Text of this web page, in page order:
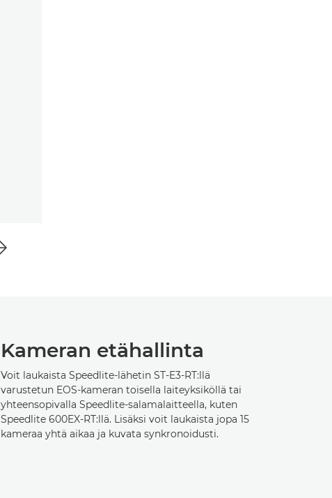
Kameran etähallinta
Voit laukaista Speedlite-lähetin ST-E3-RT:llä
varustetun EOS-kameran toisella laiteyksiköllä tai
yhteensopivalla Speedlite-salamalaitteella, kuten
Speedlite 600EX-RT:llä. Lisäksi voit laukaista jopa 15
kameraa yhtä aikaa ja kuvata synkronoidusti.